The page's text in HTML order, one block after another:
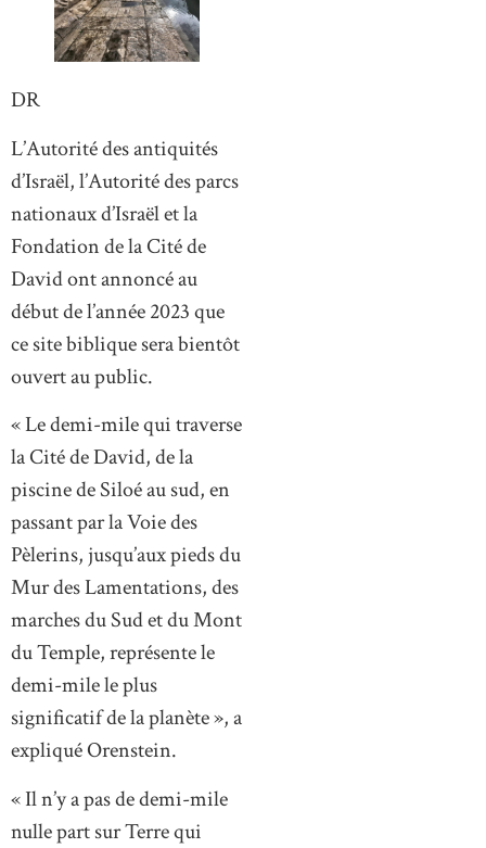
DR
L’Autorité des antiquités
d’Israël, l’Autorité des parcs
nationaux d’Israël et la
Fondation de la Cité de
David ont annoncé au
début de l’année 2023 que
ce site biblique sera bientôt
ouvert au public.
« Le demi-mile qui traverse
la Cité de David, de la
piscine de Siloé au sud, en
passant par la Voie des
Pèlerins, jusqu’aux pieds du
Mur des Lamentations, des
marches du Sud et du Mont
du Temple, représente le
demi-mile le plus
significatif de la planète », a
expliqué Orenstein.
« Il n’y a pas de demi-mile
nulle part sur Terre qui